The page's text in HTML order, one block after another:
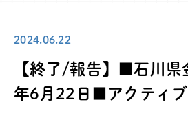
メディア掲載
2024.06.22
【終了/報告】■石川
年6月22日■アクティ